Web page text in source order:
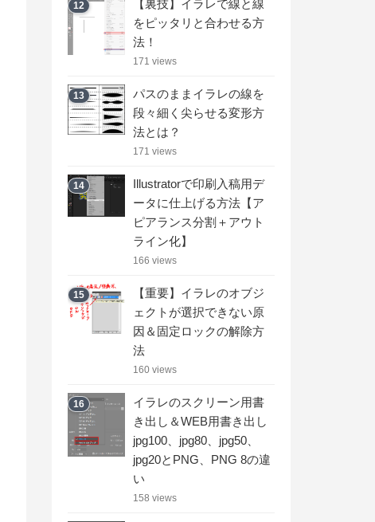
12
【裏技】イラレで線と線
をピッタリと合わせる方
法！
171 views
13
パスのままイラレの線を
段々細く尖らせる変形方
法とは？
171 views
14
Illustratorで印刷入稿用デ
ータに仕上げる方法【ア
ピアランス分割＋アウト
ライン化】
166 views
15
【重要】イラレのオブジ
ェクトが選択できない原
因＆固定ロックの解除方
法
160 views
16
イラレのスクリーン用書
き出し＆WEB用書き出し
jpg100、jpg80、jpg50、
jpg20とPNG、PNG 8の違
い
158 views